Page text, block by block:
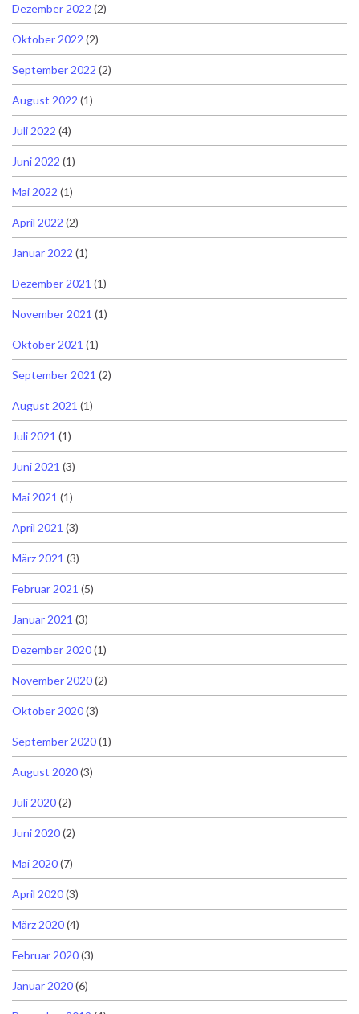
Dezember 2022 (2)
Oktober 2022 (2)
September 2022 (2)
August 2022 (1)
Juli 2022 (4)
Juni 2022 (1)
Mai 2022 (1)
April 2022 (2)
Januar 2022 (1)
Dezember 2021 (1)
November 2021 (1)
Oktober 2021 (1)
September 2021 (2)
August 2021 (1)
Juli 2021 (1)
Juni 2021 (3)
Mai 2021 (1)
April 2021 (3)
März 2021 (3)
Februar 2021 (5)
Januar 2021 (3)
Dezember 2020(1)
November 2020(2)
Oktober 2020(3)
September 2020(1)
August 2020(3)
Juli 2020(2)
Juni 2020(2)
Mai 2020(7)
April 2020(3)
März 2020(4)
Februar 2020(3)
Januar 2020(6)